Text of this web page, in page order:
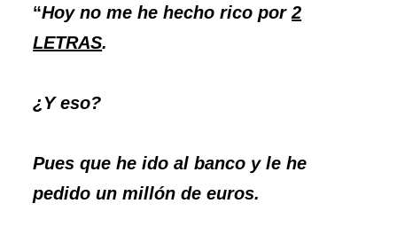
“Hoy no me he hecho rico por2
LETRAS.
¿Y eso?
Pues que he ido al banco y le he
pedido un millón de euros.